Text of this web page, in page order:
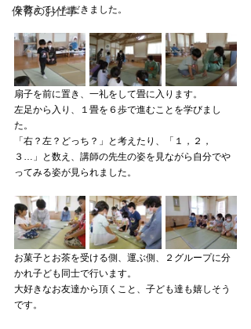
保育のお仕事
を教えていただきました。
扇子を前に置き、一礼をして畳に入ります。
左足から入り、１畳を６歩で進むことを学びまし
た。
「右？左？どっち？」と考えたり、「１，２，
３…」と数え、講師の先生の姿を見ながら自分でや
ってみる姿が見られました。
お菓子とお茶を受ける側、運ぶ側、２グループに分
かれ子ども同士で行います。
大好きなお友達から頂くこと、子ども達も嬉しそう
です。